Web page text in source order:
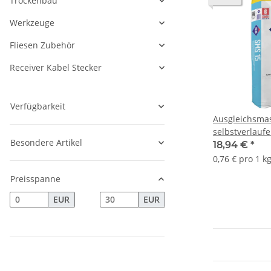
Innenbereich
18,94 € *
0,76 € pro 1 kg
Werkzeuge
Fliesen Zubehör
Receiver Kabel Stecker
Verfügbarkeit
Besondere Artikel
Preisspanne
EUR
EUR